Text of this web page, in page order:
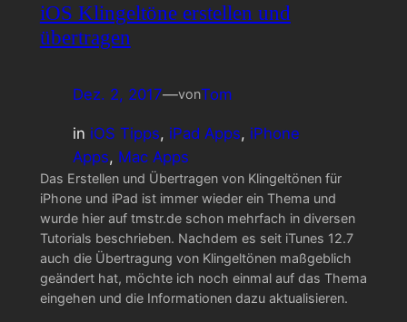
iOS Klingeltöne erstellen und
übertragen
Dez. 2, 2017—vonTom
in iOS Tipps, iPad Apps, iPhone
Apps, Mac Apps
Das Erstellen und Übertragen von Klingeltönen für
iPhone und iPad ist immer wieder ein Thema und
wurde hier auf tmstr.de schon mehrfach in diversen
Tutorials beschrieben. Nachdem es seit iTunes 12.7
auch die Übertragung von Klingeltönen maßgeblich
geändert hat, möchte ich noch einmal auf das Thema
eingehen und die Informationen dazu aktualisieren.